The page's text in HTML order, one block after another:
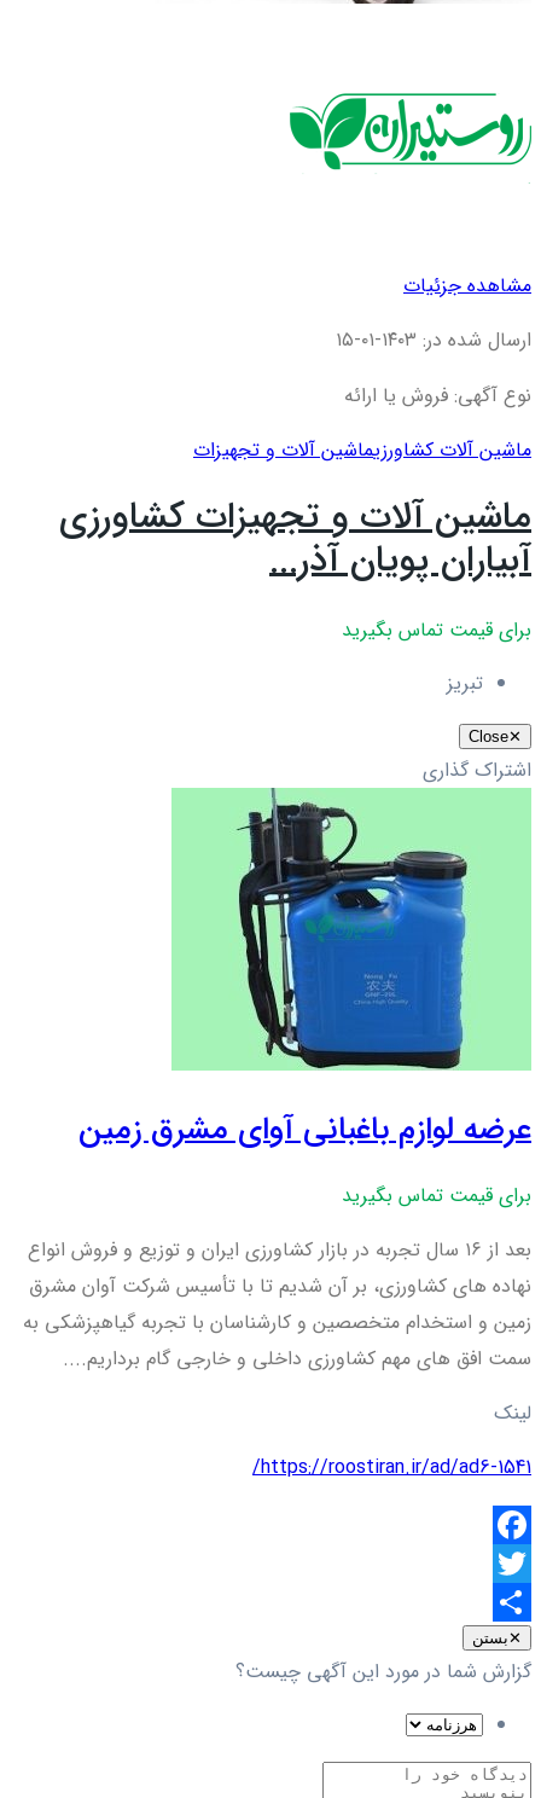
مشاهده جزئیات
ارسال شده در: ۱۴۰۳-۰۱-۱۵
نوع آگهی: فروش یا ارائه
ماشین آلات کشاورزیماشین آلات و تجهیزات
ماشین آلات و تجهیزات کشاورزی
آبیاران پویان آذر...
برای قیمت تماس بگیرید
تبریز
✕
Close
اشتراک گذاری
عرضه لوازم باغبانی آوای مشرق زمین
برای قیمت تماس بگیرید
بعد از ۱۶ سال تجربه در بازار کشاورزی ایران و توزیع و فروش انواع
نهاده های کشاورزی، بر آن شدیم تا با تأسیس شرکت آوان مشرق
زمین و استخدام متخصصین و کارشناسان با تجربه گیاهپزشکی به
سمت افق های مهم کشاورزی داخلی و خارجی گام برداریم....
لینک
https://roostiran.ir/ad/ad6-1541/
Facebook
Twitter
اشتراک
گذاری
✕بستن
گزارش شما در مورد این آگهی چیست؟